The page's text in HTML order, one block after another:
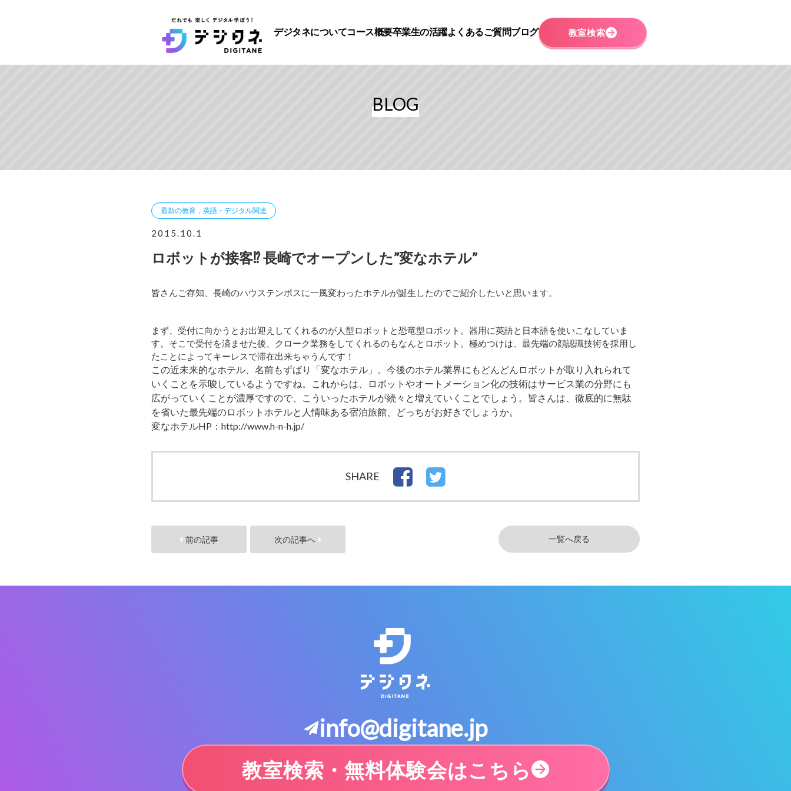
デジタネについてコース概要卒業生の活躍よくあるご質問ブログ 教室検索
BLOG
最新の教育，英語・デジタル関連
2015.10.1
ロボットが接客⁉ 長崎でオープンした”変なホテル”
皆さんご存知、長崎のハウステンボスに一風変わったホテルが誕生したのでご紹介したいと思います。
まず、受付に向かうとお出迎えしてくれるのが人型ロボットと恐竜型ロボット。器用に英語と日本語を使いこなしていま
す。そこで受付を済ませた後、クローク業務をしてくれるのもなんとロボット。極めつけは、最先端の顔認識技術を採用し
たことによってキーレスで滞在出来ちゃうんです！
この近未来的なホテル、名前もずばり「変なホテル」。今後のホテル業界にもどんどんロボットが取り入れられて
いくことを示唆しているようですね。これからは、ロボットやオートメーション化の技術はサービス業の分野にも
広がっていくことが濃厚ですので、こういったホテルが続々と増えていくことでしょう。皆さんは、徹底的に無駄
を省いた最先端のロボットホテルと人情味ある宿泊旅館、どっちがお好きでしょうか。
変なホテルHP： http://www.h-n-h.jp/
SHARE
前の記事 次の記事へ 一覧へ戻る
info@digitane.jp
教室検索・無料体験会はこちら